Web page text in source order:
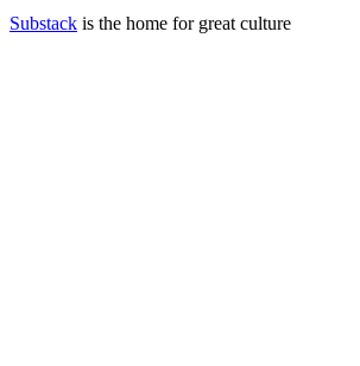
Substack is the home for great culture